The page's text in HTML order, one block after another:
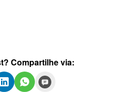
Compartilhe via: